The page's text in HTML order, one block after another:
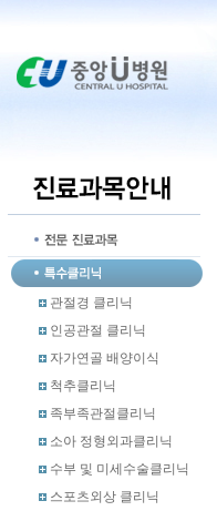
관절경 클리닉
인공관절 클리닉
자가연골 배양이식
척추클리닉
족부족관절클리닉
소아 정형외과클리닉
수부 및 미세수술클리닉
스포츠외상 클리닉